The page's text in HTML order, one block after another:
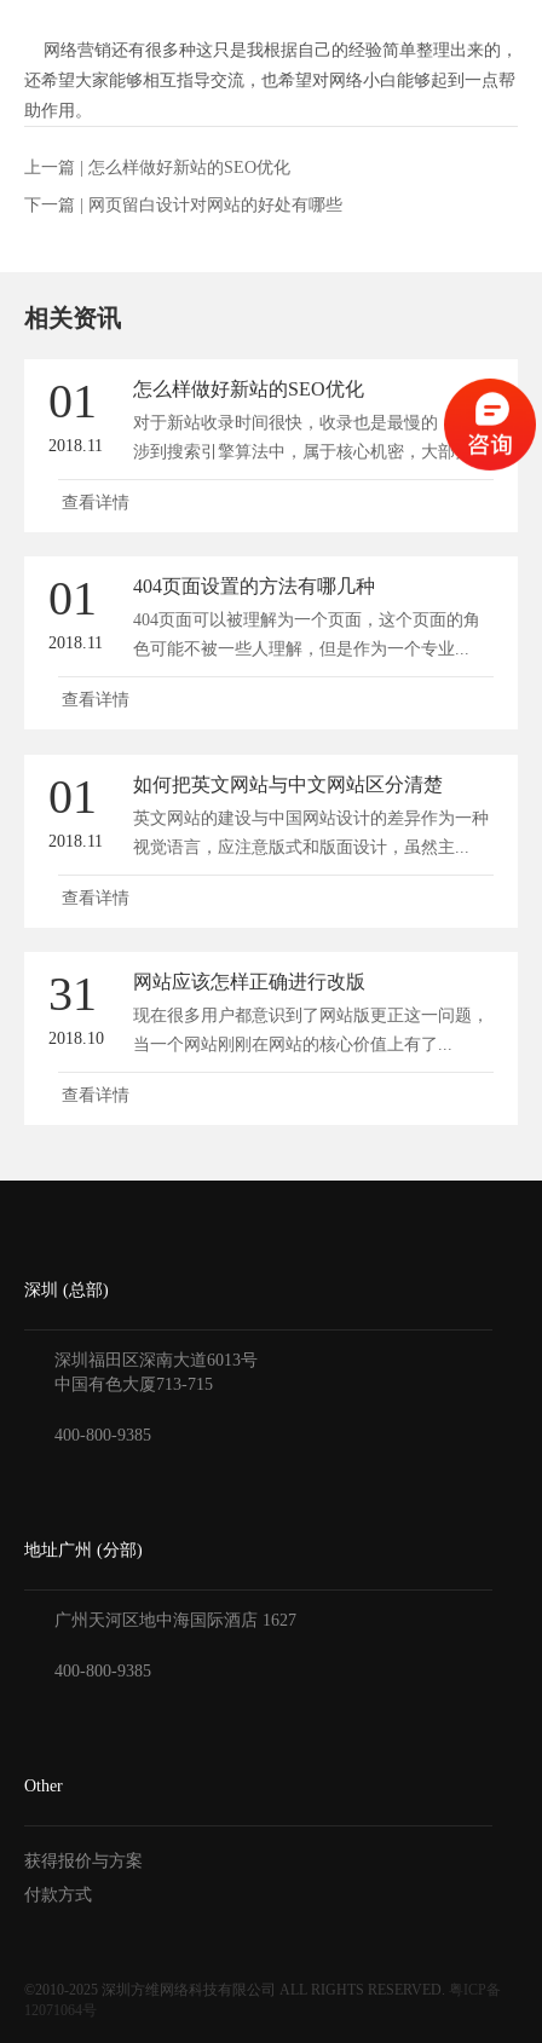
网络营销还有很多种这只是我根据自己的经验简单整理出来的，
还希望大家能够相互指导交流，也希望对网络小白能够起到一点帮
助作用。
上一篇 | 怎么样做好新站的SEO优化
下一篇 | 网页留白设计对网站的好处有哪些
相关资讯
01
2018.11
怎么样做好新站的SEO优化
对于新站收录时间很快，收录也是最慢的，它牵
涉到搜索引擎算法中，属于核心机密，大部分
站...
查看详情
01
2018.11
404页面设置的方法有哪几种
404页面可以被理解为一个页面，这个页面的角
色可能不被一些人理解，但是作为一个专业...
查看详情
01
2018.11
如何把英文网站与中文网站区分清楚
英文网站的建设与中国网站设计的差异作为一种
视觉语言，应注意版式和版面设计，虽然主...
查看详情
31
2018.10
网站应该怎样正确进行改版
现在很多用户都意识到了网站版更正这一问题，
当一个网站刚刚在网站的核心价值上有了...
查看详情
深圳 (总部)
深圳福田区深南大道6013号
中国有色大厦713-715
400-800-9385
地址广州 (分部)
广州天河区地中海国际酒店 1627
400-800-9385
Other
获得报价与方案
付款方式
©2010-2025 深圳方维网络科技有限公司 ALL RIGHTS RESERVED.
粤ICP备
12071064号